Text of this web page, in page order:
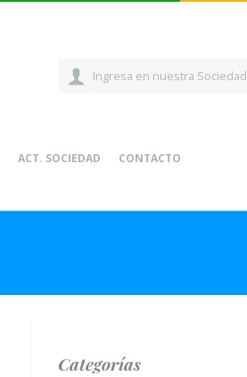
Ingresa en nuestra Sociedad
ACT. SOCIEDAD CONTACTO
Categorías